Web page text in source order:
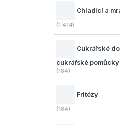
Chladicí a
(1 414)
Cukrářské
cukrářské pomůcky
(184)
Fritézy
(184)